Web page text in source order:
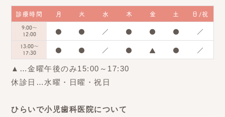
診療時間 月 火 水 木 金 土 日/祝
9:00～
12:00
● ● ／ ● ● ● ／
13:00～
17:30
● ● ／ ● ▲ ● ／
▲ …金曜午後のみ15:00～17:30
休診日…水曜・日曜・祝日
ひらいで小児歯科医院について